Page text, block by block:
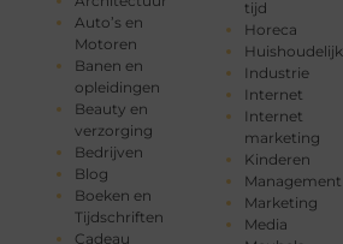
Auto’s en
Motoren
Banen en
opleidingen
Beauty en
verzorging
Bedrijven
Blog
Boeken en
Tijdschriften
Cadeau
tijd
Horeca
Huishoudelijk
Industrie
Internet
Internet
marketing
Kinderen
Management
Marketing
Media